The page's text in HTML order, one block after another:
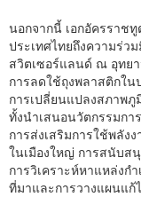
นอกจากนี้ เอกอัครราช
ประเทศไทยถึงความร่ว
สวิตเซอร์แลนด์ ณ อุทย
การลดใช้ถุงพลาสติกใน
การเปลี่ยนแปลงสภาพภู
ทั้งนำเสนอนวัตกรรมกา
การส่งเสริมการใช้พลัง
ในเมืองใหญ่ การสนับส
การวิเคราะห์หาแหล่งก
ที่มาและการวางแผนแก้